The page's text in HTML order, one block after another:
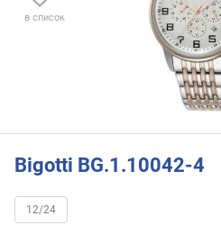
в список
Bigotti BG.1.10042-4
12/24